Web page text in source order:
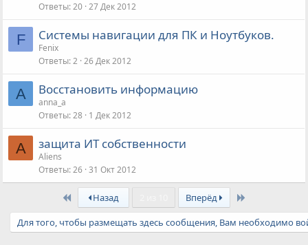
Ответы 20 27 Дек 2012
F Системы навигации для ПК и Ноутбуков.
Fenix
Ответы 2 26 Дек 2012
A Восстановить информацию
anna_a
Ответы 28 1 Дек 2012
A защита ИТ собственности
Aliens
Ответы 26 31 Окт 2012
First Назад Вперёд Last
Для того, чтобы размещать здесь сообщения, Вам необходимо